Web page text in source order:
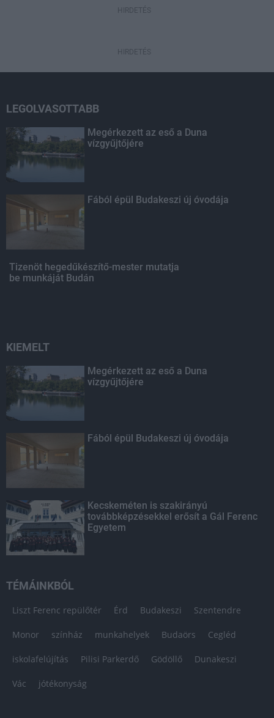
HIRDETÉS
HIRDETÉS
LEGOLVASOTTABB
Megérkezett az eső a Duna
vízgyűjtőjére
Fából épül Budakeszi új óvodája
Tizenöt hegedűkészítő-mester mutatja
be munkáját Budán
KIEMELT
Megérkezett az eső a Duna
vízgyűjtőjére
Fából épül Budakeszi új óvodája
Kecskeméten is szakirányú
továbbképzésekkel erősít a Gál Ferenc
Egyetem
TÉMÁINKBÓL
Liszt Ferenc repülőtér Érd Budakeszi Szentendre
Monor színház munkahelyek Budaörs Cegléd
iskolafelújítás Pilisi Parkerdő Gödöllő Dunakeszi
Vác jótékonyság